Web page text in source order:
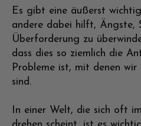
Es gibt eine äußerst
andere dabei hilft, Ängste,
Überforderung zu
dass dies so ziemlich die
Probleme ist, mit denen
sind.
In einer Welt, die sich oft